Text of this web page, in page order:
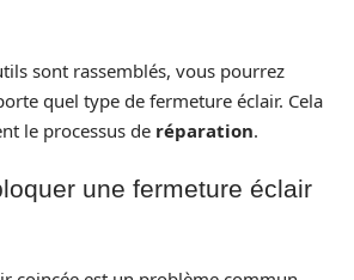
sont rassemblés, vous pourrez
quel type de fermeture éclair. Cela
le processus de réparation.
une fermeture éclair